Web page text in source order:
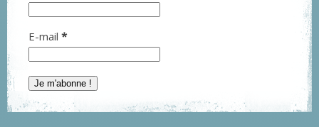
E-mail *